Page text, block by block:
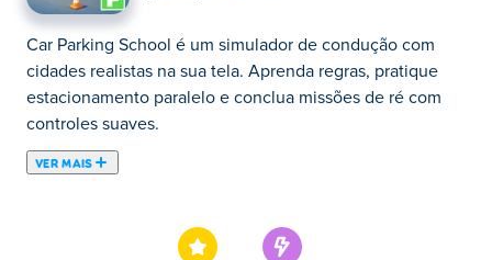
Car Parking School é um simulador de condução com
cidades realistas na sua tela. Aprenda regras, pratique
estacionamento paralelo e conclua missões de ré com
controles suaves.
VER MAIS
obedeça aos semáforos e evite multas policiais enquanto